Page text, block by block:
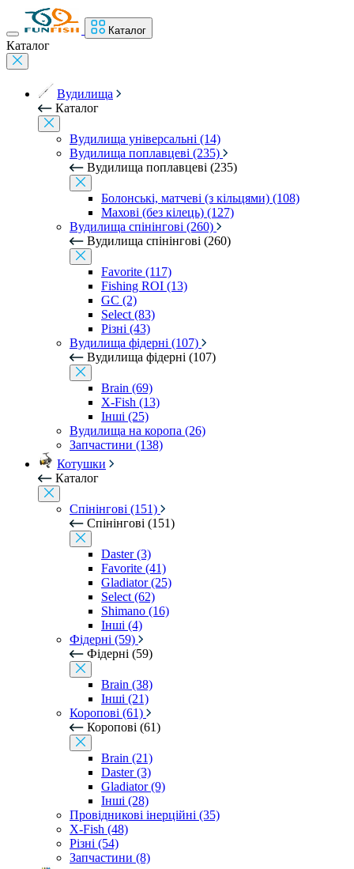
Каталог
Каталог
Вудилища
Каталог
Вудилища універсальні (14)
Вудилища поплавцеві (235)
Вудилища поплавцеві (235)
Болонські, матчеві (з кільцями) (108)
Махові (без кілець) (127)
Вудилища спінінгові (260)
Вудилища спінінгові (260)
Favorite (117)
Fishing ROI (13)
GC (2)
Select (83)
Різні (43)
Вудилища фідерні (107)
Вудилища фідерні (107)
Brain (69)
X-Fish (13)
Інші (25)
Вудилища на коропа (26)
Запчастини (138)
Котушки
Каталог
Спінінгові (151)
Спінінгові (151)
Daster (3)
Favorite (41)
Gladiator (25)
Select (62)
Shimano (16)
Інші (4)
Фідерні (59)
Фідерні (59)
Brain (38)
Інші (21)
Коропові (61)
Коропові (61)
Brain (21)
Daster (3)
Gladiator (9)
Інші (28)
Провідникові інерційні (35)
X-Fish (48)
Різні (54)
Запчастини (8)